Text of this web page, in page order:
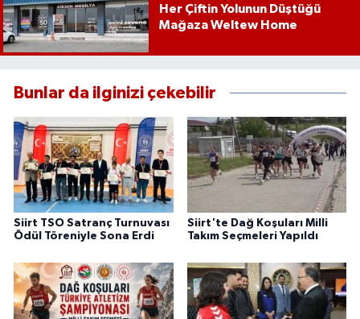
Her Çiftin Yolunun Düştüğü
Mağaza Weltew Home
Bunlar da ilginizi çekebilir
Siirt TSO Satranç Turnuvası
Ödül Töreniyle Sona Erdi
Siirt'te Dağ Koşuları Milli
Takım Seçmeleri Yapıldı